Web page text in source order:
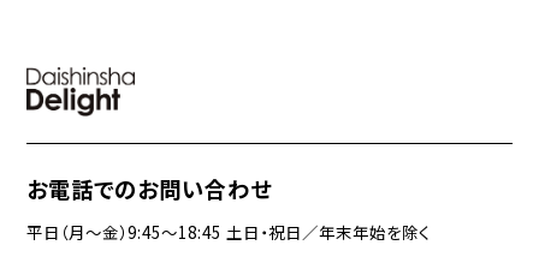
お電話でのお問い合わせ
平日（月〜金）9:45〜18:45 土日・祝日／年末年始を除く